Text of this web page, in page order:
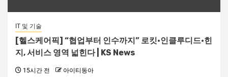
IT 및 기술
[헬스케어픽] “협업부터 인수까지” 로킷·인클루디드·힌
지, 서비스 영역 넓힌다 | KS News
15시간 전 아이티동아